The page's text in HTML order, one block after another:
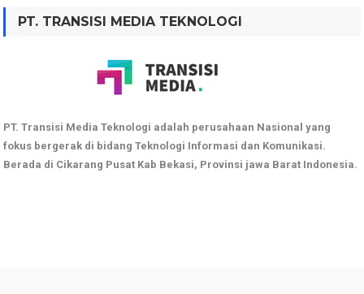
PT. TRANSISI MEDIA TEKNOLOGI
PT. Transisi Media Teknologi adalah perusahaan Nasional yang
fokus bergerak di bidang Teknologi Informasi dan Komunikasi.
Berada di Cikarang Pusat Kab Bekasi, Provinsi jawa Barat Indonesia.